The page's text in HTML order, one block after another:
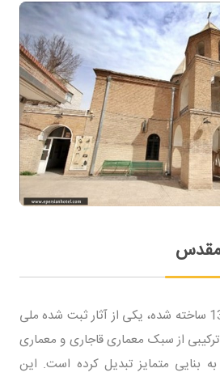
مقدس
این کلیسا که در سال 1316 ساخته شده، یکی از آثار ثبت شده ملی
از سبک معماری قاجاری و معماری
بنایی متمایز تبدیل کرده است. این